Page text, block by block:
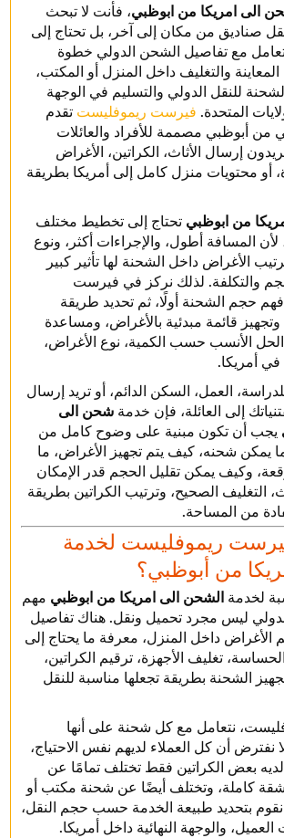
الى امريكا من ابوظبي، فأنت لا تبحث
صناديق من مكان إلى آخر، بل تحتاج إلى
مع تفاصيل الشحن الدولي خطوة
والتغليف داخل المنزل أو المكتب،
للنقل الدولي والتسليم في الوجهة
المتحدة. فيرست ريموفليست تقدم
أبوظبي مصممة للأفراد والعائلات
إرسال الأثاث، الكراتين، الأغراض
أو محتويات منزل كامل إلى أمريكا بطريقة
من ابوظبي تحتاج إلى تخطيط مختلف
المسافة أطول، والإجراءات أكثر، ونوع
الأغراض داخل الشحنة لها تأثير كبير
والتكلفة. لذلك نركز في فيرست
حجم الشحنة أولًا، ثم تحديد طريقة
وتجهيز قائمة مبدئية بالأغراض، ومساعدة
الحل الأنسب حسب الكمية، نوع الأغراض،
في أمريكا.
العمل، السكن الدائم، أو تريد إرسال
إلى العائلة، فإن خدمة شحن الى
يجب أن تكون مبنية على وضوح كامل من
يمكن شحنه، كيف يتم تجهيز الأغراض، ما
وكيف يمكن تقليل الحجم قدر الإمكان
التغليف الصحيح، وترتيب الكراتين بطريقة
من المساحة.
فيرست ريموفليست لخدمة
من أبوظبي؟
لخدمة الشحن الى امريكا من ابوظبي مهم
ليس مجرد تحميل ونقل. هناك تفاصيل
الأغراض داخل المنزل، معرفة ما يحتاج إلى
تغليف الأجهزة، ترقيم الكراتين،
الشحنة بطريقة تجعلها مناسبة للنقل
نتعامل مع كل شحنة على أنها
أن كل العملاء لديهم نفس الاحتياج،
بعض الكراتين فقط تختلف تمامًا عن
كاملة، وتختلف أيضًا عن شحنة مكتب أو
بتحديد طبيعة الخدمة حسب حجم النقل،
والوجهة النهائية داخل أمريكا.